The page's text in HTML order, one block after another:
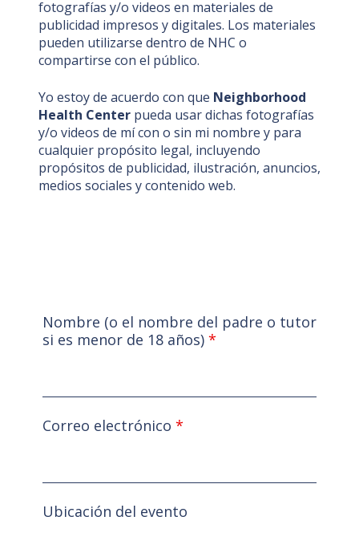
fotografías y/o videos en materiales de
publicidad impresos y digitales. Los materiales
pueden utilizarse dentro de NHC o
compartirse con el público.
Yo estoy de acuerdo con que Neighborhood
Health Center pueda usar dichas fotografías
y/o videos de mí con o sin mi nombre y para
cualquier propósito legal, incluyendo
propósitos de publicidad, ilustración, anuncios,
medios sociales y contenido web.
Nombre (o el nombre del padre o tutor
si es menor de 18 años) *
Correo electrónico *
Ubicación del evento